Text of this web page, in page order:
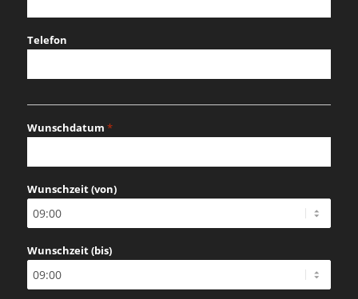
Telefon
Wunschdatum *
TT
Schrägstrich
JJJJ
Wunschzeit (von)
Wunschzeit (bis)